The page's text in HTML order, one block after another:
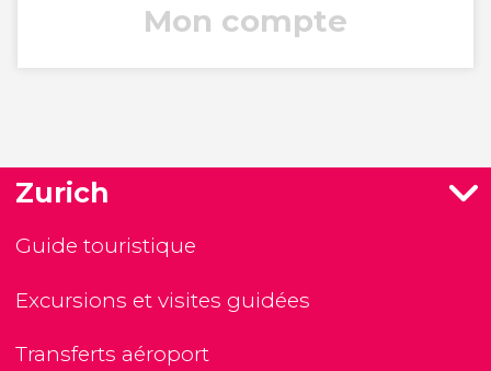
Mon compte
Zurich
Guide touristique
Excursions et visites guidées
Transferts aéroport